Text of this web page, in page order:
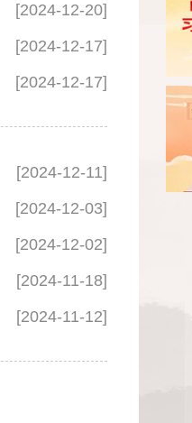
[2024-12-20]
[2024-12-17]
[2024-12-17]
[2024-12-11]
[2024-12-03]
[2024-12-02]
[2024-11-18]
[2024-11-12]